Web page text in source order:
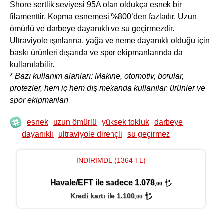
Shore sertlik seviyesi 95A olan oldukça esnek bir
filamenttir. Kopma esnemesi %800’den fazladır. Uzun
ömürlü ve darbeye dayanıklı ve su geçirmezdir.
Ultraviyole ışınlarına, yağa ve neme dayanıklı olduğu için
baskı ürünleri dışarıda ve spor ekipmanlarında da
kullanılabilir.
* Bazı kullanım alanları: Makine, otomotiv, borular,
protezler, hem iç hem dış mekanda kullanılan ürünler ve
spor ekipmanları
esnek uzun ömürlü yüksek tokluk darbeye
dayanıklı
ultraviyole dirençli su geçirmez
İNDİRİMDE (1364 TL)
Havale/EFT ile sadece 1.078 ,00
Kredi kartı ile 1.100,00